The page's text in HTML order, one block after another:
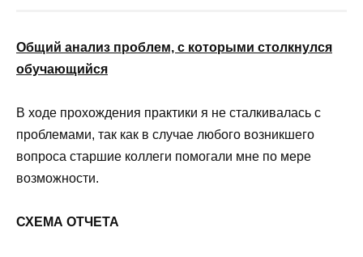
Общий анализ проблем, с которыми столкнулся
обучающийся
В ходе прохождения практики я не сталкивалась с
проблемами, так как в случае любого возникшего
вопроса старшие коллеги помогали мне по мере
возможности.
СХЕМА ОТЧЕТА